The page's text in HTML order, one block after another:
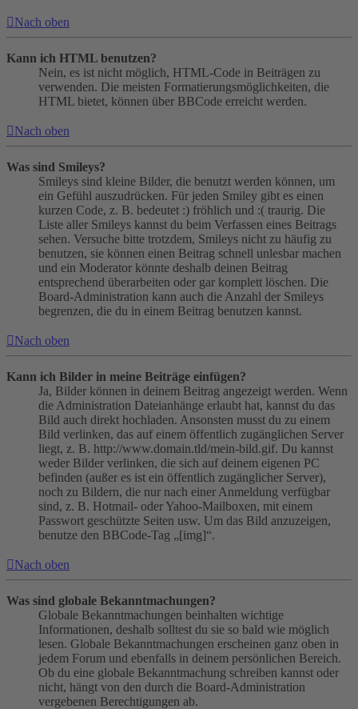
Nach oben
Kann ich HTML benutzen?
Nein, es ist nicht möglich, HTML-Code in Beiträgen zu
verwenden. Die meisten Formatierungsmöglichkeiten, die
HTML bietet, können über BBCode erreicht werden.
Nach oben
Was sind Smileys?
Smileys sind kleine Bilder, die benutzt werden können, um
ein Gefühl auszudrücken. Für jeden Smiley gibt es einen
kurzen Code, z. B. bedeutet :) fröhlich und :( traurig. Die
Liste aller Smileys kannst du beim Verfassen eines Beitrags
sehen. Versuche bitte trotzdem, Smileys nicht zu häufig zu
benutzen, sie können einen Beitrag schnell unlesbar machen
und ein Moderator könnte deshalb deinen Beitrag
entsprechend überarbeiten oder gar komplett löschen. Die
Board-Administration kann auch die Anzahl der Smileys
begrenzen, die du in einem Beitrag benutzen kannst.
Nach oben
Kann ich Bilder in meine Beiträge einfügen?
Ja, Bilder können in deinem Beitrag angezeigt werden. Wenn
die Administration Dateianhänge erlaubt hat, kannst du das
Bild auch direkt hochladen. Ansonsten musst du zu einem
Bild verlinken, das auf einem öffentlich zugänglichen Server
liegt, z. B. http://www.domain.tld/mein-bild.gif. Du kannst
weder Bilder verlinken, die sich auf deinem eigenen PC
befinden (außer es ist ein öffentlich zugänglicher Server),
noch zu Bildern, die nur nach einer Anmeldung verfügbar
sind, z. B. Hotmail- oder Yahoo-Mailboxen, mit einem
Passwort geschützte Seiten usw. Um das Bild anzuzeigen,
benutze den BBCode-Tag „[img]“.
Nach oben
Was sind globale Bekanntmachungen?
Globale Bekanntmachungen beinhalten wichtige
Informationen, deshalb solltest du sie so bald wie möglich
lesen. Globale Bekanntmachungen erscheinen ganz oben in
jedem Forum und ebenfalls in deinem persönlichen Bereich.
Ob du eine globale Bekanntmachung schreiben kannst oder
nicht, hängt von den durch die Board-Administration
vergebenen Berechtigungen ab.